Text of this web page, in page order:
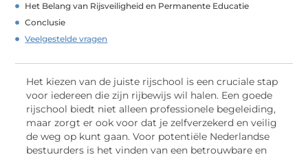
Het Belang van Rijsveiligheid en Permanente Educatie
Conclusie
Veelgestelde vragen
Het kiezen van de juiste rijschool is een cruciale stap
voor iedereen die zijn rijbewijs wil halen. Een goede
rijschool biedt niet alleen professionele begeleiding,
maar zorgt er ook voor dat je zelfverzekerd en veilig
de weg op kunt gaan. Voor potentiële Nederlandse
bestuurders is het vinden van een betrouwbare en